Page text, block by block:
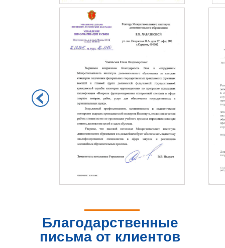
Благодарственные
письма от клиентов